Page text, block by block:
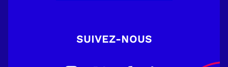
SUIVEZ-NOUS